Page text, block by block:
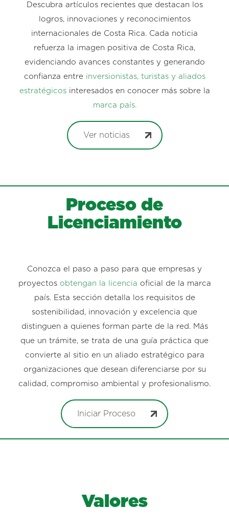
Descubra artículos recientes que destacan los
logros, innovaciones y reconocimientos
internacionales de Costa Rica. Cada noticia
refuerza la imagen positiva de Costa Rica,
evidenciando avances constantes y generando
confianza entre inversionistas, turistas y aliados
estratégicos interesados en conocer más sobre la
marca país.
Ver noticias
Proceso de
Licenciamiento
Conozca el paso a paso para que empresas y
proyectos obtengan la licencia oficial de la marca
país. Esta sección detalla los requisitos de
sostenibilidad, innovación y excelencia que
distinguen a quienes forman parte de la red. Más
que un trámite, se trata de una guía práctica que
convierte al sitio en un aliado estratégico para
organizaciones que desean diferenciarse por su
calidad, compromiso ambiental y profesionalismo.
Iniciar Proceso
Valores